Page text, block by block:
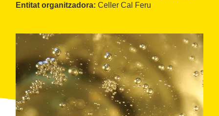
Entitat organitzadora: Celler Cal Feru